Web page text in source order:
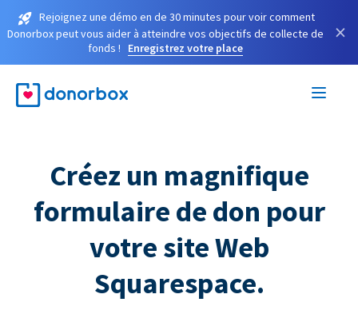
Rejoignez une démo en de 30 minutes pour voir comment
Donorbox peut vous aider à atteindre vos objectifs de collecte de
fonds !
Enregistrez votre place
×
Créez un magnifique
formulaire de don pour
votre site Web
Squarespace.